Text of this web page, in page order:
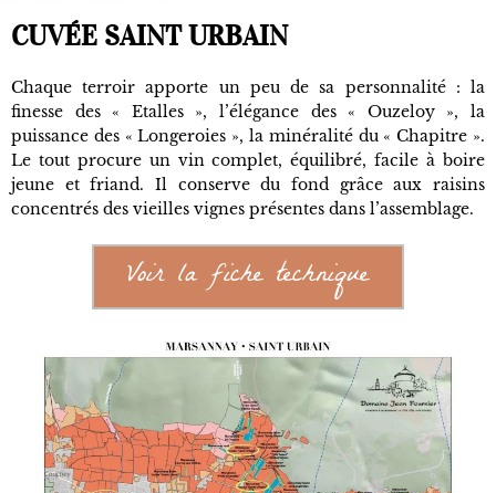
CUVÉE SAINT URBAIN
Chaque terroir apporte un peu de sa personnalité : la
finesse des « Etalles », l’élégance des « Ouzeloy », la
puissance des « Longeroies », la minéralité du « Chapitre ».
Le tout procure un vin complet, équilibré, facile à boire
jeune et friand. Il conserve du fond grâce aux raisins
concentrés des vieilles vignes présentes dans l’assemblage.
Voir la fiche technique